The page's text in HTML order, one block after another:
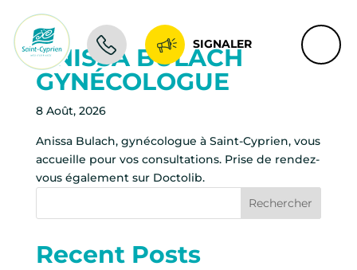
SIGNALER
ANISSA BULACH
GYNÉCOLOGUE
8 Août, 2026
Anissa Bulach, gynécologue à Saint-Cyprien, vous
accueille pour vos consultations. Prise de rendez-
vous également sur Doctolib.
Rechercher
Recent Posts